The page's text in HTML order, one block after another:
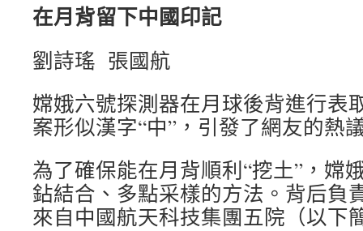
在月背留下中國印記
劉詩瑤 張國航
嫦娥六號探測器在月球後背進行表
案形似漢字“中”，引發了網友的熱
為了確保能在月背順利“挖土”，嫦
鉆結合、多點采樣的方法。背后負
來自中國航天科技集團五院（以下